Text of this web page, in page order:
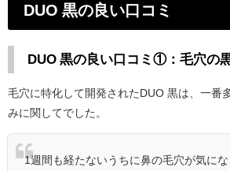
DUO 黒の良い口コミ
DUO 黒の良い口コミ①：毛穴の
毛穴に特化して開発されたDUO 黒は、一番
みに関してでした。
1週間も経たないうちに鼻の毛穴が気にな